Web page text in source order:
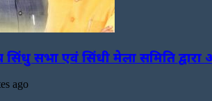
सिंधु सभा एवं सिंधी मेला समिति
ago